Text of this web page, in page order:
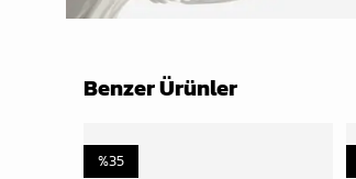
Benzer Ürünler
%35